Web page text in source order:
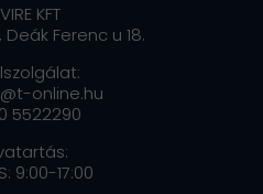
KFT
Ferenc u 18.
online.hu
5522290
9:00-17:00